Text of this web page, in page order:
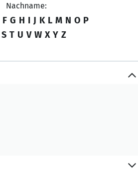
Nachname:
F G H I J K L M N O P
S T U V W X Y Z